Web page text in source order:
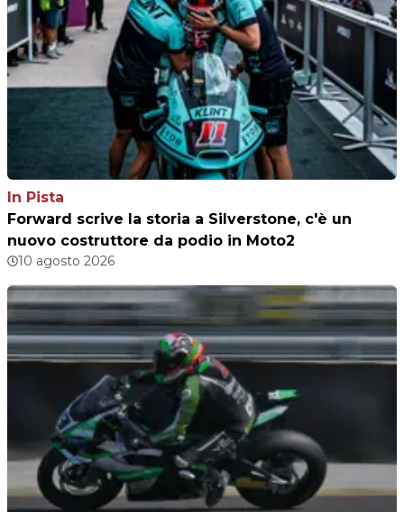
In Pista
Forward scrive la storia a Silverstone, c'è un
nuovo costruttore da podio in Moto2
10 agosto 2026